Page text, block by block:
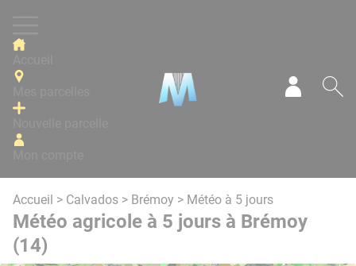
Accueil > Calvados > Brémoy > Météo à 5 jours
Météo agricole à 5 jours à Brémoy
(14)